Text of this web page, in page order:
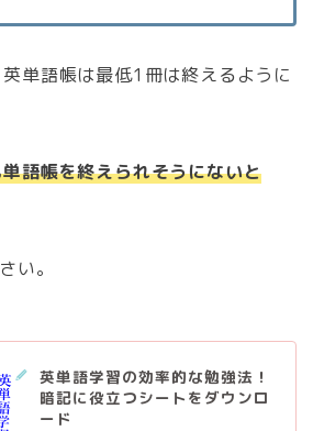
単語帳は最低1冊は終えるように
語帳を終えられそうにないと
い。
英単語学習の効率的な勉強法！
暗記に役立つシートをダウンロ
ード